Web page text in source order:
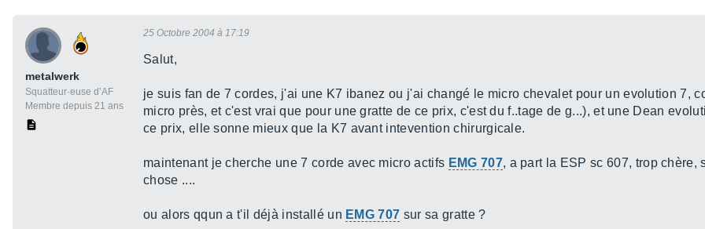
metalwerk
Squatteur·euse d’AF
Membre depuis 21 ans
25 Octobre 2004 à 17:19
Salut,
je suis fan de 7 cordes, j'ai une K7 ibanez ou j'ai changé le micro chevalet pour un evolution 7,
micro près, et c'est vrai que pour une gratte de ce prix, c'est du f..tage de g...), et une Dean
ce prix, elle sonne mieux que la K7 avant intevention chirurgicale.
maintenant je cherche une 7 corde avec micro actifs EMG 707, a part la ESP sc 607, trop
chose ....
ou alors qqun a t'il déjà installé un EMG 707 sur sa gratte ?